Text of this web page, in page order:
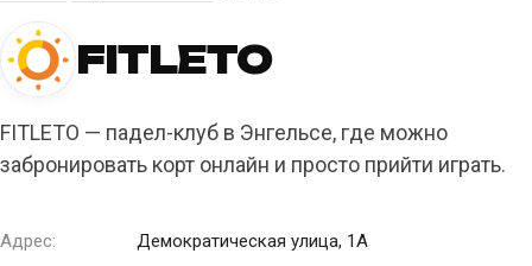
FITLETO
FITLETO — падел-клуб в Энгельсе, где можно
забронировать корт онлайн и просто прийти играть.
Адрес:
Демократическая улица, 1А